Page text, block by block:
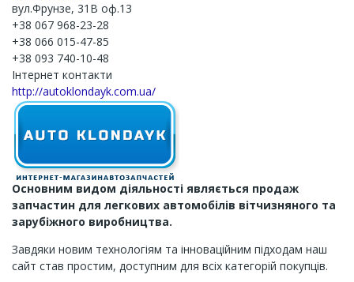
вул.Фрунзе, 31В оф.13
+38 067 968-23-28
+38 066 015-47-85
+38 093 740-10-48
Інтернет контакти
http://autoklondayk.com.ua/
Основним видом діяльності являється продаж
запчастин для легкових автомобілів вітчизняного та
зарубіжного виробництва.
Завдяки новим технологіям та інноваційним підходам наш
сайт став простим, доступним для всіх категорій покупців.